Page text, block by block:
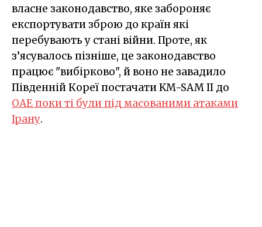
власне законодавство, яке забороняє
експортувати зброю до країн які
перебувають у стані війни. Проте, як
з’ясувалось пізніше, це законодавство
працює "вибірково", й воно не завадило
Південній Кореї постачати KM-SAM II до
ОАЕ поки ті були під масованими атаками
Ірану.